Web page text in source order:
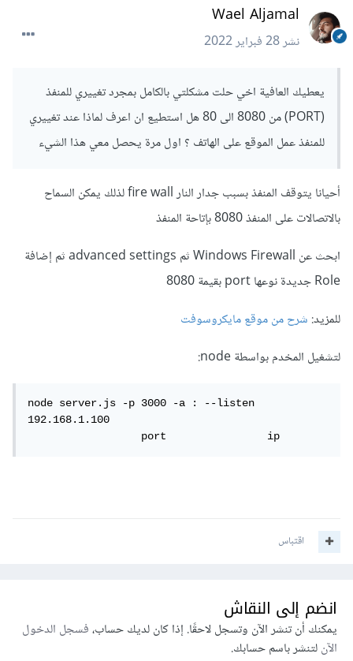
Wael Aljamal
نشر28 فبراير 2022
يعطيك العافية اخي حلت مشكلتي بالكامل بمجرد تغييري للمنفذ
(PORT) من 8080 الى 80 هل استطيع ان اعرف لماذا عند تغييري
للمنفذ عمل الموقع على الهاتف ؟ اول مرة يحصل معي هذا الشيء
أحيانا يتوقف المنفذ بسبب جدار النار fire wall لذلك يمكن السماح
بالاتصالات على المنفذ 8080 بإتاحة المنفذ
ابحث عن Windows Firewall ثم advanced settings ثم إضافة
Role جديدة نوعها port بقيمة 8080
للمزيد: شرح من موقع مايكروسوفت
لتشغيل المخدم بواسطة node:
node server.js -p 3000 -a : --listen
192.168.1.100
                  port                ip
اقتباس
انضم إلى النقاش
يمكنك أن تنشر الآن وتسجل لاحقًا. إذا كان لديك حساب،فسجل الدخول
الآنلتنشر باسم حسابك.